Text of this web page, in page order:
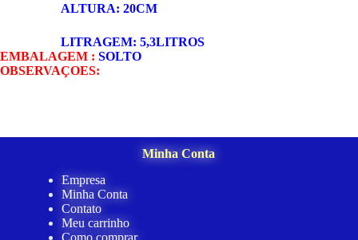
ALTURA: 20CM
LITRAGEM: 5,3LITROS
EMBALAGEM : SOLTO
OBSERVAÇOES:
Minha Conta
Empresa
Minha Conta
Contato
Meu carrinho
Como comprar